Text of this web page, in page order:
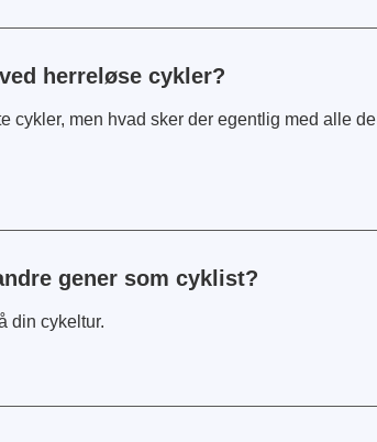
herreløse cykler?
cykler, men hvad sker der egentlig med alle
gener som cyklist?
din cykeltur.